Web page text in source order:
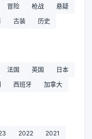
冒险 枪战
悬疑
古装
历史
法国 英国
日本
西班牙
加拿大
2022
2021